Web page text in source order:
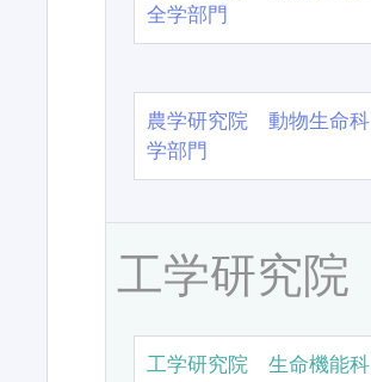
全学部門
農学研究院 動物生命科
学部門
工学研究院
工学研究院 生命機能科